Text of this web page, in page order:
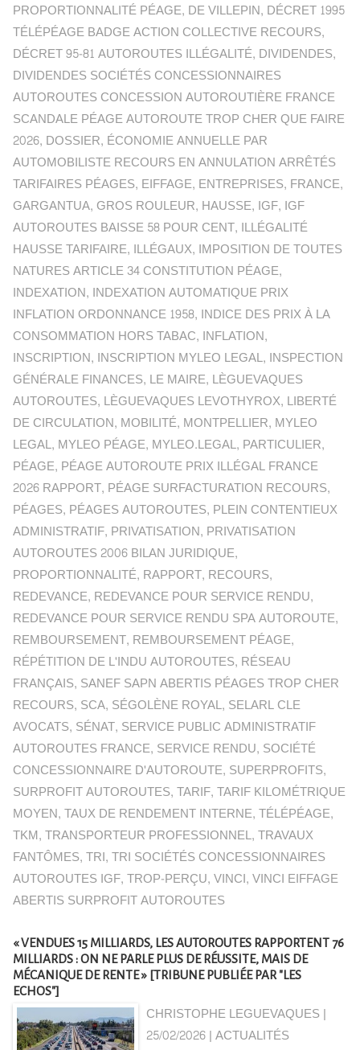
PROPORTIONNALITÉ PÉAGE, DE VILLEPIN, DÉCRET 1995
TÉLÉPÉAGE BADGE ACTION COLLECTIVE RECOURS,
DÉCRET 95-81 AUTOROUTES ILLÉGALITÉ, DIVIDENDES,
DIVIDENDES SOCIÉTÉS CONCESSIONNAIRES
AUTOROUTES CONCESSION AUTOROUTIÈRE FRANCE
SCANDALE PÉAGE AUTOROUTE TROP CHER QUE FAIRE
2026, DOSSIER, ÉCONOMIE ANNUELLE PAR
AUTOMOBILISTE RECOURS EN ANNULATION ARRÊTÉS
TARIFAIRES PÉAGES, EIFFAGE, ENTREPRISES, FRANCE,
GARGANTUA, GROS ROULEUR, HAUSSE, IGF, IGF
AUTOROUTES BAISSE 58 POUR CENT, ILLÉGALITÉ
HAUSSE TARIFAIRE, ILLÉGAUX, IMPOSITION DE TOUTES
NATURES ARTICLE 34 CONSTITUTION PÉAGE,
INDEXATION, INDEXATION AUTOMATIQUE PRIX
INFLATION ORDONNANCE 1958, INDICE DES PRIX À LA
CONSOMMATION HORS TABAC, INFLATION,
INSCRIPTION, INSCRIPTION MYLEO LEGAL, INSPECTION
GÉNÉRALE FINANCES, LE MAIRE, LÈGUEVAQUES
AUTOROUTES, LÈGUEVAQUES LEVOTHYROX, LIBERTÉ
DE CIRCULATION, MOBILITÉ, MONTPELLIER, MYLEO
LEGAL, MYLEO PÉAGE, MYLEO.LEGAL, PARTICULIER,
PÉAGE, PÉAGE AUTOROUTE PRIX ILLÉGAL FRANCE
2026 RAPPORT, PÉAGE SURFACTURATION RECOURS,
PÉAGES, PÉAGES AUTOROUTES, PLEIN CONTENTIEUX
ADMINISTRATIF, PRIVATISATION, PRIVATISATION
AUTOROUTES 2006 BILAN JURIDIQUE,
PROPORTIONNALITÉ, RAPPORT, RECOURS,
REDEVANCE, REDEVANCE POUR SERVICE RENDU,
REDEVANCE POUR SERVICE RENDU SPA AUTOROUTE,
REMBOURSEMENT, REMBOURSEMENT PÉAGE,
RÉPÉTITION DE L'INDU AUTOROUTES, RÉSEAU
FRANÇAIS, SANEF SAPN ABERTIS PÉAGES TROP CHER
RECOURS, SCA, SÉGOLÈNE ROYAL, SELARL CLE
AVOCATS, SÉNAT, SERVICE PUBLIC ADMINISTRATIF
AUTOROUTES FRANCE, SERVICE RENDU, SOCIÉTÉ
CONCESSIONNAIRE D'AUTOROUTE, SUPERPROFITS,
SURPROFIT AUTOROUTES,TARIF,TARIF KILOMÉTRIQUE
MOYEN,TAUX DE RENDEMENT INTERNE,TÉLÉPÉAGE,
TKM,TRANSPORTEUR PROFESSIONNEL,TRAVAUX
FANTÔMES,TRI,TRI SOCIÉTÉS CONCESSIONNAIRES
AUTOROUTES IGF,TROP-PERÇU,VINCI,VINCI EIFFAGE
ABERTIS SURPROFIT AUTOROUTES
« VENDUES 15 MILLIARDS, LES AUTOROUTES RAPPORTENT 76
MILLIARDS : ON NE PARLE PLUS DE RÉUSSITE, MAIS DE
MÉCANIQUE DE RENTE » [TRIBUNE PUBLIÉE PAR "LES
ECHOS"]
CHRISTOPHE LEGUEVAQUES |
25/02/2026|ACTUALITÉS